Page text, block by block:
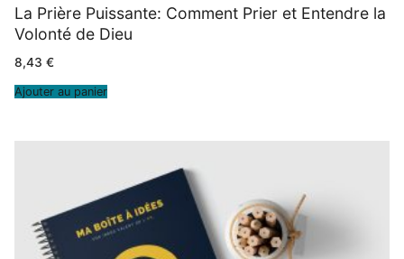
La Prière Puissante: Comment Prier et Entendre la
Volonté de Dieu
8,43 €
Ajouter au panier